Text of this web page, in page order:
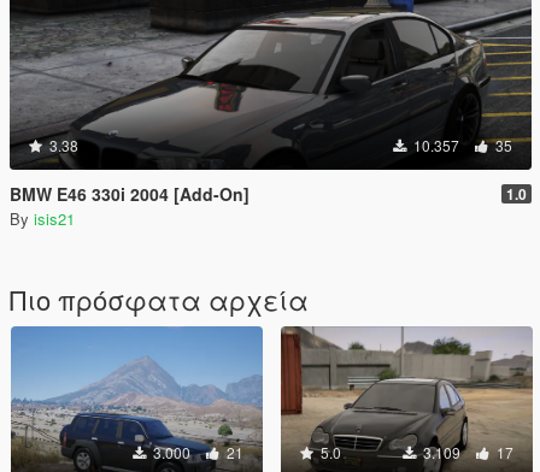
3.38 10.357 35
BMW E46 330i 2004 [Add-On] 1.0
By isis21
Πιο πρόσφατα αρχεία
3.000 21 5.0 3.109 17